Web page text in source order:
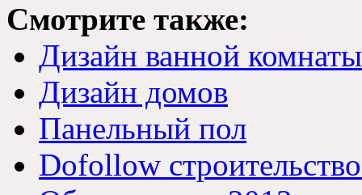
Смотрите также:
Дизайн ванной комнаты
Дизайн домов
Панельный пол
Dofollow